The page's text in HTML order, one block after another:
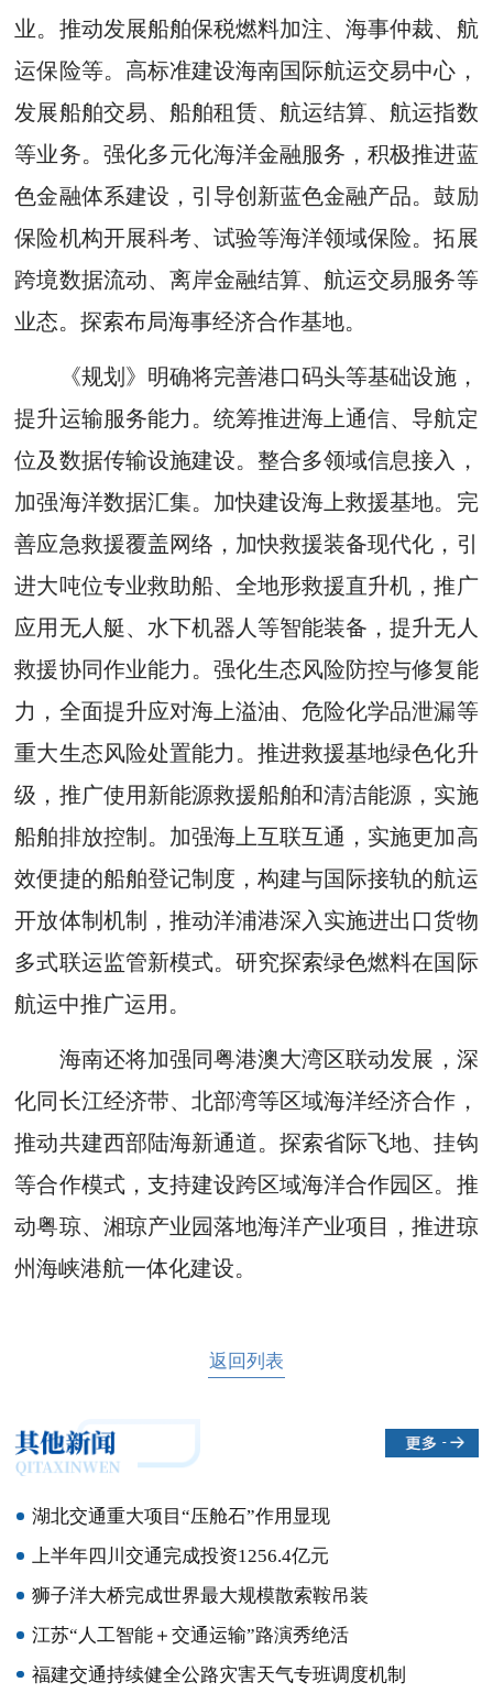
业。推动发展船舶保税燃料加注、海事仲裁、航
运保险等。高标准建设海南国际航运交易中心，
发展船舶交易、船舶租赁、航运结算、航运指数
等业务。强化多元化海洋金融服务，积极推进蓝
色金融体系建设，引导创新蓝色金融产品。鼓励
保险机构开展科考、试验等海洋领域保险。拓展
跨境数据流动、离岸金融结算、航运交易服务等
业态。探索布局海事经济合作基地。
《规划》明确将完善港口码头等基础设施，
提升运输服务能力。统筹推进海上通信、导航定
位及数据传输设施建设。整合多领域信息接入，
加强海洋数据汇集。加快建设海上救援基地。完
善应急救援覆盖网络，加快救援装备现代化，引
进大吨位专业救助船、全地形救援直升机，推广
应用无人艇、水下机器人等智能装备，提升无人
救援协同作业能力。强化生态风险防控与修复能
力，全面提升应对海上溢油、危险化学品泄漏等
重大生态风险处置能力。推进救援基地绿色化升
级，推广使用新能源救援船舶和清洁能源，实施
船舶排放控制。加强海上互联互通，实施更加高
效便捷的船舶登记制度，构建与国际接轨的航运
开放体制机制，推动洋浦港深入实施进出口货物
多式联运监管新模式。研究探索绿色燃料在国际
航运中推广运用。
海南还将加强同粤港澳大湾区联动发展，深
化同长江经济带、北部湾等区域海洋经济合作，
推动共建西部陆海新通道。探索省际飞地、挂钩
等合作模式，支持建设跨区域海洋合作园区。推
动粤琼、湘琼产业园落地海洋产业项目，推进琼
州海峡港航一体化建设。
返回列表
湖北交通重大项目“压舱石”作用显现
上半年四川交通完成投资1256.4亿元
狮子洋大桥完成世界最大规模散索鞍吊装
江苏“人工智能＋交通运输”路演秀绝活
福建交通持续健全公路灾害天气专班调度机制